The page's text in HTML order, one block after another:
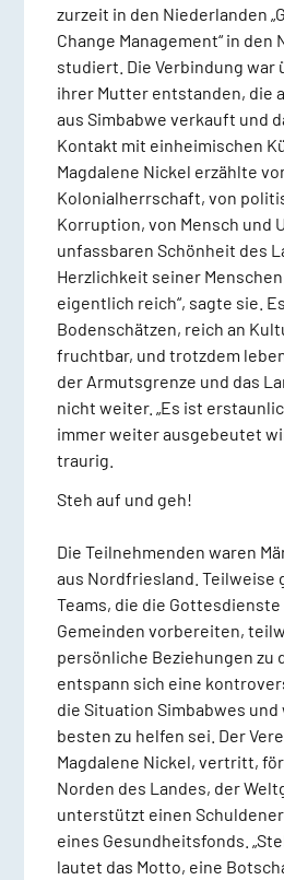
zurzeit in den Niederlanden
Change Management“ in den
studiert. Die Verbindung war
ihrer Mutter entstanden, die
aus Simbabwe verkauft und
Kontakt mit einheimischen
Magdalene Nickel erzählte
Kolonialherrschaft, von
Korruption, von Mensch und
unfassbaren Schönheit des
Herzlichkeit seiner
eigentlich reich“, sagte sie.
Bodenschätzen, reich an
fruchtbar, und trotzdem
der Armutsgrenze und das
nicht weiter. „Es ist
immer weiter ausgebeutet
traurig.
Steh auf und geh!
Die Teilnehmenden waren
aus Nordfriesland. Teilweise
Teams, die die
Gemeinden vorbereiten,
persönliche Beziehungen zu
entspann sich eine
die Situation Simbabwes und
besten zu helfen sei. Der
Magdalene Nickel, vertritt,
Norden des Landes, der
unterstützt einen
eines Gesundheitsfonds.
lautet das Motto, eine